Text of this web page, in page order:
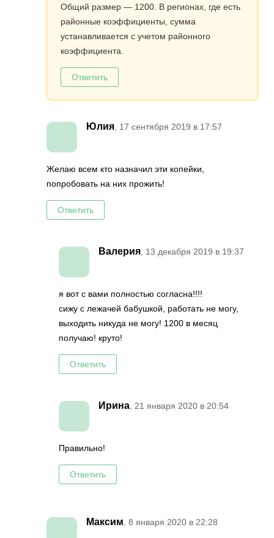
Общий размер — 1200. В регионах, где есть
районные коэффициенты, сумма
устанавливается с учетом районного
коэффициента.
Ответить
Юлия, 17 сентября 2019 в 17:57
Желаю всем кто назначил эти копейки,
попробовать на них прожить!
Ответить
Валерия, 13 декабря 2019 в 19:37
я вот с вами полностью согласна!!!!
сижу с лежачей бабушкой, работать не могу,
выходить никуда не могу! 1200 в месяц
получаю! круто!
Ответить
Ирина, 21 января 2020 в 20:54
Правильно!
Ответить
Максим, 8 января 2020 в 22:28